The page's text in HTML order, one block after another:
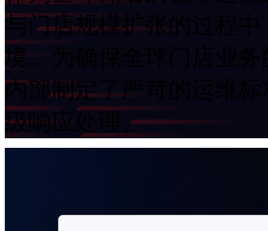
与门店规模扩张的过程中
境。为确保全球门店业务
内部制定了严苛的运维标
级响应处理。